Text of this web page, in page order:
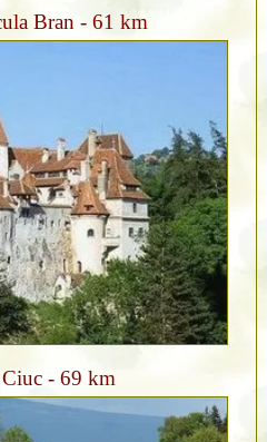
Bran - 61 km
- 69 km